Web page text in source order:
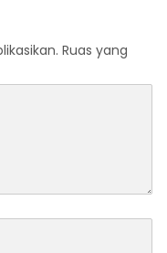
Ruas yang